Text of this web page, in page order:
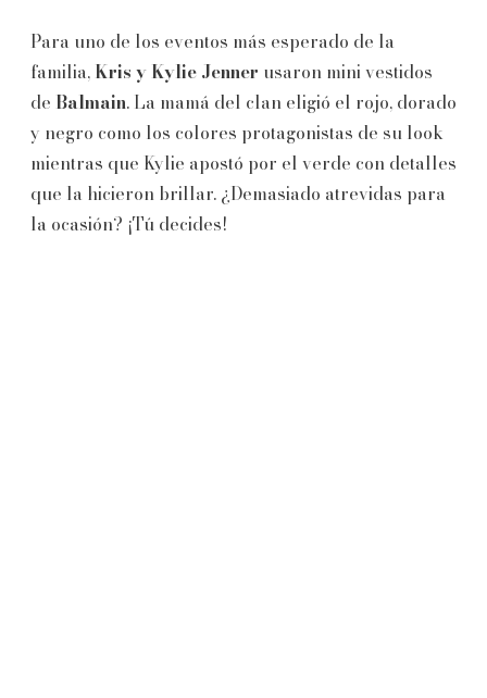
Para uno de los eventos más esperado de la
familia, Kris y Kylie Jenner usaron mini vestidos
de Balmain. La mamá del clan eligió el rojo, dorado
y negro como los colores protagonistas de su look
mientras que Kylie apostó por el verde con detalles
que la hicieron brillar. ¿Demasiado atrevidas para
la ocasión? ¡Tú decides!